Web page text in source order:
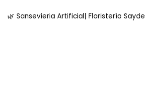
🌿 Sansevieria Artificial| Floristería Sayde